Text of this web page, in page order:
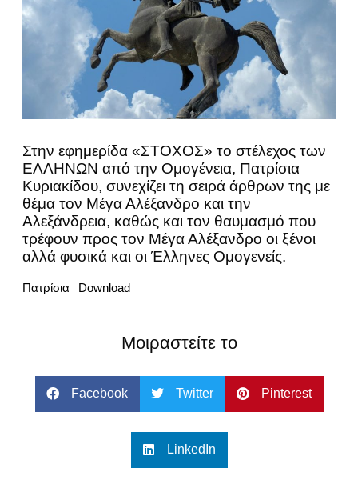
Στην εφημερίδα «ΣΤΟΧΟΣ» το στέλεχος των
ΕΛΛΗΝΩΝ από την Ομογένεια, Πατρίσια
Κυριακίδου, συνεχίζει τη σειρά άρθρων της με
θέμα τον Μέγα Αλέξανδρο και την
Αλεξάνδρεια, καθώς και τον θαυμασμό που
τρέφουν προς τον Μέγα Αλέξανδρο οι ξένοι
αλλά φυσικά και οι Έλληνες Ομογενείς.
Πατρίσια Download
Μοιραστείτε το
Facebook Twitter Pinterest
LinkedIn